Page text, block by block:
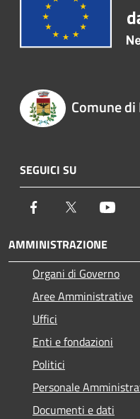
Comune
SEGUICI SU
Facebook Twitter
AMMINISTRAZIONE
Organi di Governo
Aree Amministrative
Uffici
Enti e fondazioni
Politici
Personale
Documenti e dati